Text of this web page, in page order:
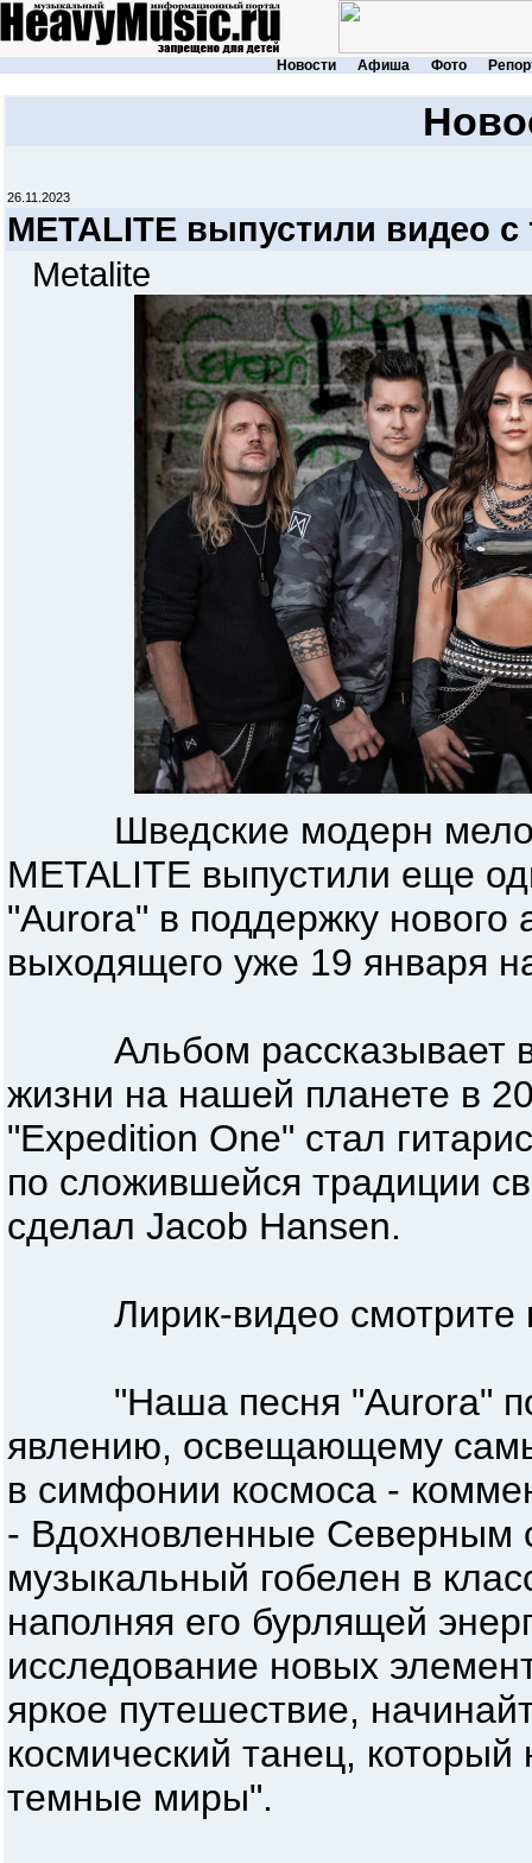
Новости Афиша Фото
26.11.2023
METALITE выпустили видео
Metalite
Шведские модерн
METALITE выпустили еще
"Aurora" в поддержку
выходящего уже 19 января
Альбом рассказывает
жизни на нашей планете в
"Expedition One" стал
по сложившейся традиции
сделал Jacob Hansen.
Лирик-видео смотрите в
"Наша песня "Aurora"
явлению, освещающему
в симфонии космоса -
- Вдохновленные Северным
музыкальный гобелен в
наполняя его бурлящей
исследование новых
яркое путешествие,
космический танец,
темные миры".